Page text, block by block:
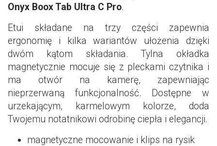
Onyx Boox Tab Ultra C Pro.
Etui składane na trzy części zapewnia
ergonomię i kilka wariantów ułożenia dzięki
dwóm kątom składania. Tylna okładka
magnetycznie mocuje się z pleckami czytnika i
ma otwór na kamerę, zapewniając
nieprzerwaną funkcjonalność. Dostępne w
urzekającym, karmelowym kolorze, doda
Twojemu notatnikowi odrobinę ciepła i elegancji.
magnetyczne mocowanie i klips na rysik